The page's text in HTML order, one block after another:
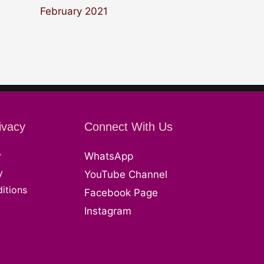
February 2021
Connect With Us
WhatsApp
YouTube Channel
Facebook Page
Instagram